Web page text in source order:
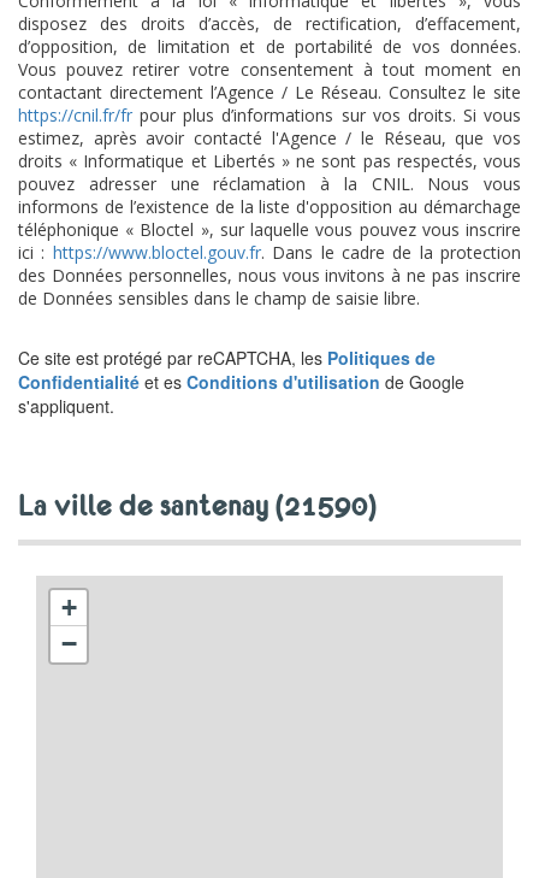
disposez des droits d’accès, de rectification, d’effacement,
d’opposition, de limitation et de portabilité de vos données.
Vous pouvez retirer votre consentement à tout moment en
contactant directement l’Agence / Le Réseau. Consultez le site
https://cnil.fr/fr pour plus d’informations sur vos droits. Si vous
estimez, après avoir contacté l'Agence / le Réseau, que vos
droits « Informatique et Libertés » ne sont pas respectés, vous
pouvez adresser une réclamation à la CNIL. Nous vous
informons de l’existence de la liste d'opposition au démarchage
téléphonique « Bloctel », sur laquelle vous pouvez vous inscrire
ici : https://www.bloctel.gouv.fr. Dans le cadre de la protection
des Données personnelles, nous vous invitons à ne pas inscrire
de Données sensibles dans le champ de saisie libre.
Ce site est protégé par reCAPTCHA, les Politiques de
Confidentialité et es Conditions d'utilisation de Google
s'appliquent.
la ville de santenay (21590)
+
−